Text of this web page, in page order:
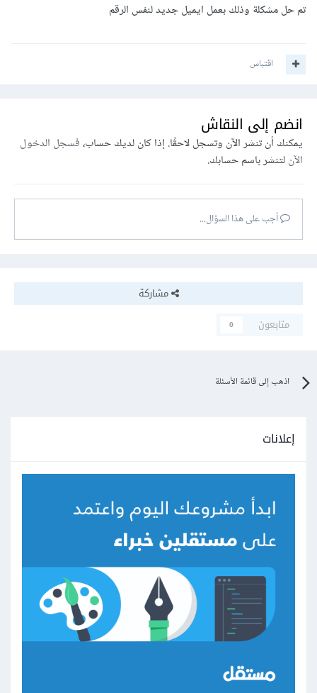
تم حل مشكلة وذلك بعمل ايميل جديد لنفس الرقم
اقتباس
انضم إلى النقاش
يمكنك أن تنشر الآن وتسجل لاحقًا. إذا كان لديك حساب،فسجل الدخول
الآنلتنشر باسم حسابك.
أجب على هذا السؤال...
مشاركة
متابعون
0
اذهب إلى قائمة الأسئلة
إعلانات